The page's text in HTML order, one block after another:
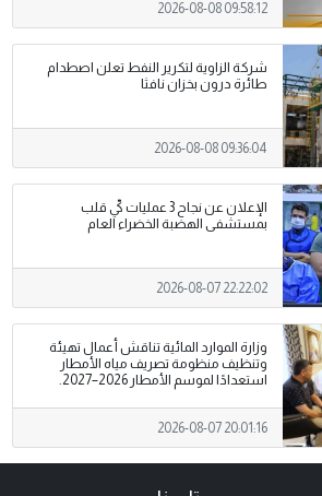
2026-08-08 09:58:12
شركة الزاوية لتكرير النفط تعلن اصطدام
طائرة درون بخزان نافثا
2026-08-08 09:36:04
الإعلان عن نجاح 3 عمليات كيّ قلب
بمستشفى الهضبة الخضراء العام
2026-08-07 22:22:02
وزارة الموارد المائية تناقش أعمال تهيئة
وتنظيف منظومة تصريف مياه الأمطار
استعدادًا لموسم الأمطار 2026–2027.
2026-08-07 20:01:16